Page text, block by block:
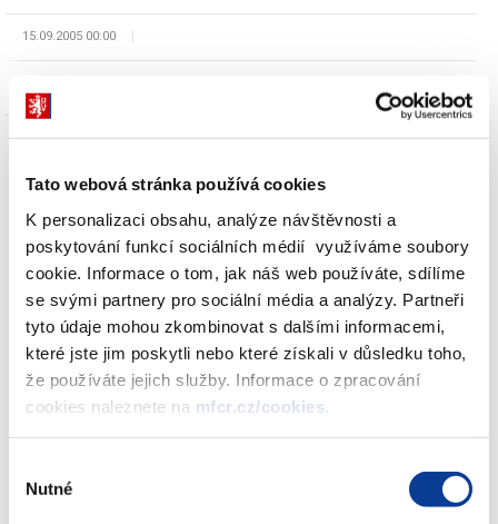
Tato webová stránka používá cookies
K personalizaci obsahu, analýze návštěvnosti a
poskytování funkcí sociálních médií využíváme soubory
cookie. Informace o tom, jak náš web používáte, sdílíme
se svými partnery pro sociální média a analýzy. Partneři
tyto údaje mohou zkombinovat s dalšími informacemi,
které jste jim poskytli nebo které získali v důsledku toho,
že používáte jejich služby. Informace o zpracování
cookies naleznete na mfcr.cz/cookies
souhlasu
Nutné
15.09.2005 00:00
Výměr MF č. 3/16/2005 kterým se stanoví maximální ceny
výrobků kódů SKP 15.88, 17.52, 18.23, 21.22, 23.30, 24.42,
24.52, 33.10, 33.40, 36.63 (čís. cel. saz. 2106, 28, 30, 48, 64,
90) 1. dodatek
Zobrazeno51 × Doporučeno
Ministerstvo financí ČR